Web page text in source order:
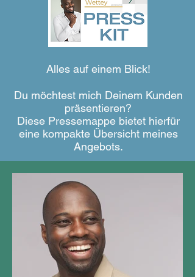
Alles auf einem Blick!
Du möchtest mich Deinem Kunden
präsentieren?
Diese Pressemappe bietet hierfür
eine kompakte Übersicht meines
Angebots.